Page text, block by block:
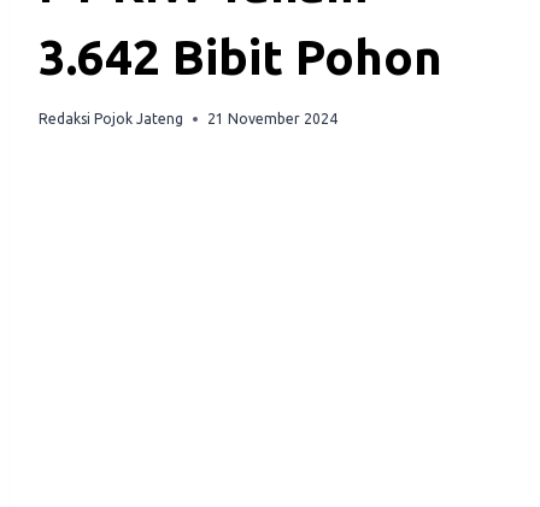
3.642 Bibit Pohon
Redaksi Pojok Jateng 21 November 2024